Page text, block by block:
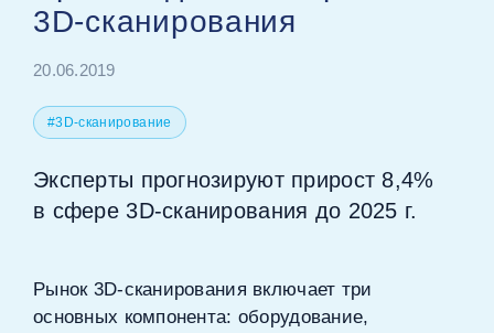
3D‑сканирования
20.06.2019
#3D-сканирование
Эксперты прогнозируют прирост 8,4%
в сфере 3D‑сканирования до 2025 г.
Рынок 3D‑сканирования включает три
основных компонента: оборудование,